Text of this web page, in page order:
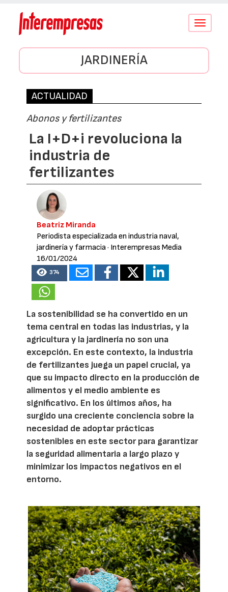
Conmutar
JARDINERÍA
ACTUALIDAD
Abonos y fertilizantes
La I+D+i revoluciona la
industria de
fertilizantes
Beatriz Miranda
Periodista especializada en industria naval,
jardinería y farmacia· Interempresas Media
16/01/2024
374
La sostenibilidad se ha convertido en un
tema central en todas las industrias, y la
agricultura y la jardinería no son una
excepción. En este contexto, la industria
de fertilizantes juega un papel crucial, ya
que su impacto directo en la producción de
alimentos y el medio ambiente es
significativo. En los últimos años, ha
surgido una creciente conciencia sobre la
necesidad de adoptar prácticas
sostenibles en este sector para garantizar
la seguridad alimentaria a largo plazo y
minimizar los impactos negativos en el
entorno.